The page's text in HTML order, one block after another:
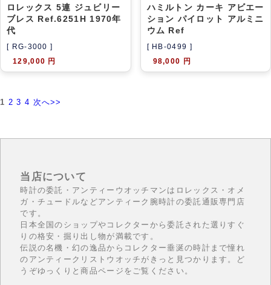
ロレックス 5連 ジュビリー
ブレス Ref.6251H 1970年
代
[ RG-3000 ]
129,000 円
ハミルトン カーキ アビエー
ション パイロット アルミニ
ウム Ref
[ HB-0499 ]
98,000 円
1 2 3 4 次へ>>
当店について
時計の委託・アンティーウオッチマンはロレックス・オメ
ガ・チュードルなどアンティーク腕時計の委託通販専門店
です。
日本全国のショップやコレクターから委託された選りすぐ
りの格安・掘り出し物が満載です。
伝説の名機・幻の逸品からコレクター垂涎の時計まで憧れ
のアンティークリストウオッチがきっと見つかります。ど
うぞゆっくりと商品ページをご覧ください。